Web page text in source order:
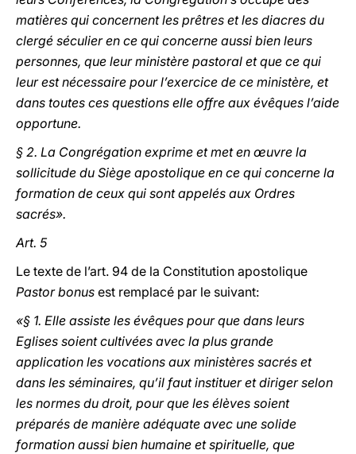
matières qui concernent les prêtres et les diacres du
clergé séculier en ce qui concerne aussi bien leurs
personnes, que leur ministère pastoral et que ce qui
leur est nécessaire pour l’exercice de ce ministère, et
dans toutes ces questions elle offre aux évêques l’aide
opportune.
§ 2. La Congrégation exprime et met en œuvre la
sollicitude du Siège apostolique en ce qui concerne la
formation de ceux qui sont appelés aux Ordres
sacrés».
Art. 5
Le texte de l’art. 94 de la Constitution apostolique
Pastor bonus est remplacé par le suivant:
«§ 1. Elle assiste les évêques pour que dans leurs
Eglises soient cultivées avec la plus grande
application les vocations aux ministères sacrés et
dans les séminaires, qu’il faut instituer et diriger selon
les normes du droit, pour que les élèves soient
préparés de manière adéquate avec une solide
formation aussi bien humaine et spirituelle, que